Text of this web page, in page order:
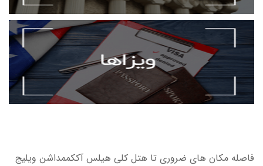
فاصله مکان های ضروری تا هتل کلی هیلس آککممداشن ویلیج